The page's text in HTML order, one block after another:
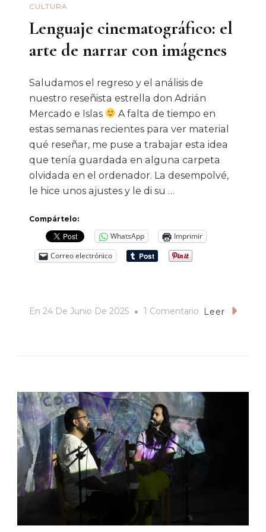
CULTURA
Lenguaje cinematográfico: el
arte de narrar con imágenes
Saludamos el regreso y el análisis de
nuestro reseñista estrella don Adrián
Mercado e Islas
A falta de tiempo en
estas semanas recientes para ver material
qué reseñar, me puse a trabajar esta idea
que tenía guardada en alguna carpeta
olvidada en el ordenador. La desempolvé,
le hice unos ajustes y le di su …
Compártelo:
WhatsApp
Imprimir
Correo electrónico
En 24 De Junio De 2025 1 Comentario En
De
Narrar
Con
Imágenes
Leer